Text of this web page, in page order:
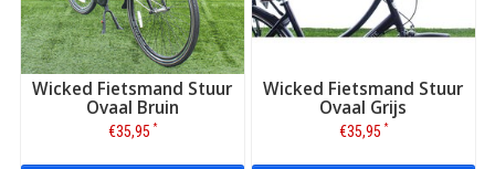
Wicked Fietsmand Stuur
Ovaal Bruin
€35,95 *
Wicked Fietsmand Stuur
Ovaal Grijs
€35,95 *